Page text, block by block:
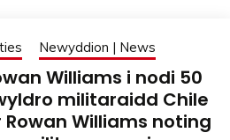
Newyddion | News
Williams i nodi 50
militaraidd Chile
Williams noting